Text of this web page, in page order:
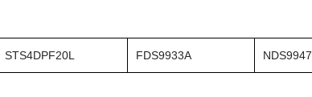
STS4DPF20L FDS9933A NDS9947